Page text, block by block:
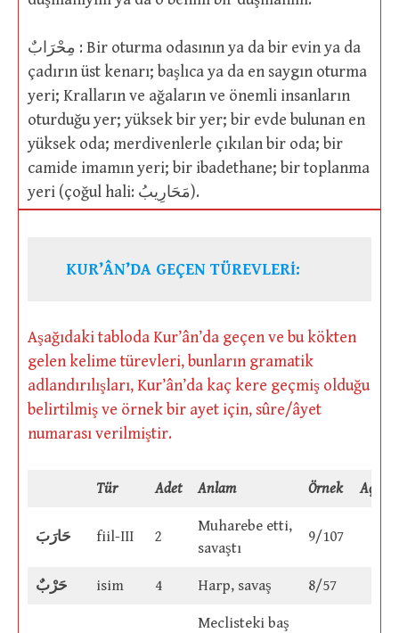
مِحْرَابٌ : Bir oturma odasının ya da bir evin ya da
çadırın üst kenarı; başlıca ya da en saygın oturma
yeri; Kralların ve ağaların ve önemli insanların
oturduğu yer; yüksek bir yer; bir evde bulunan en
yüksek oda; merdivenlerle çıkılan bir oda; bir
camide imamın yeri; bir ibadethane; bir toplanma
yeri (çoğul hali: مَحَارِيبُ).
KUR’ÂN’DA GEÇEN TÜREVLERİ:
Aşağıdaki tabloda Kur’ân’da geçen ve bu kökten
gelen kelime türevleri, bunların gramatik
adlandırılışları, Kur’ân’da kaç kere geçmiş olduğu
belirtilmiş ve örnek bir ayet için, sûre/âyet
numarası verilmiştir.
Tür Adet Anlam Örnek
حَارَبَ fiil-III 2
Muharebe etti,
savaştı
9/107
حَرْبٌ isim 4 Harp, savaş 8/57
Meclisteki baş